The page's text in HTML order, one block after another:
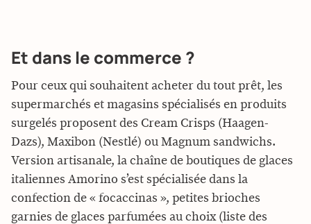
Et dans le commerce ?
Pour ceux qui souhaitent acheter du tout prêt, les
supermarchés et magasins spécialisés en produits
surgelés proposent des Cream Crisps (Haagen-
Dazs), Maxibon (Nestlé) ou Magnum sandwichs.
Version artisanale, la chaîne de boutiques de glaces
italiennes Amorino s’est spécialisée dans la
confection de « focaccinas », petites brioches
garnies de glaces parfumées au choix (liste des